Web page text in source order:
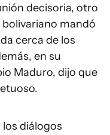
decisoria, otro
mandó
cerca de los
en su
Maduro, dijo que
diálogos